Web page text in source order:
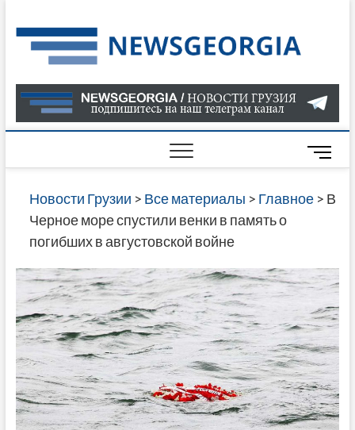
to
content
О
В
ГРУЗИИ
САЙТЕ
M
e
n
t
o
n
Новости Грузии > Все материалы > Главное> В
Черное море спустили венки в память о
погибших в августовской войне